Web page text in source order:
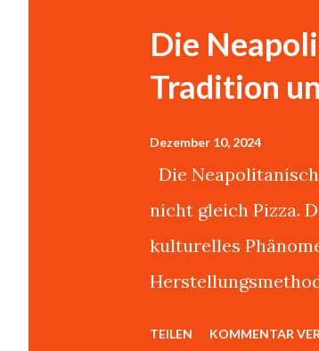
Die
Tradition
Dezember 10, 2024
Die
nicht gleich Pizza.
kulturelles
TEILEN KOMMENTAR